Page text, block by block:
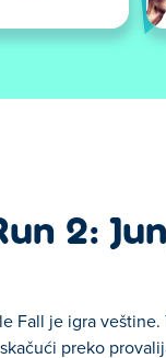
2:
Fall je igra
preko